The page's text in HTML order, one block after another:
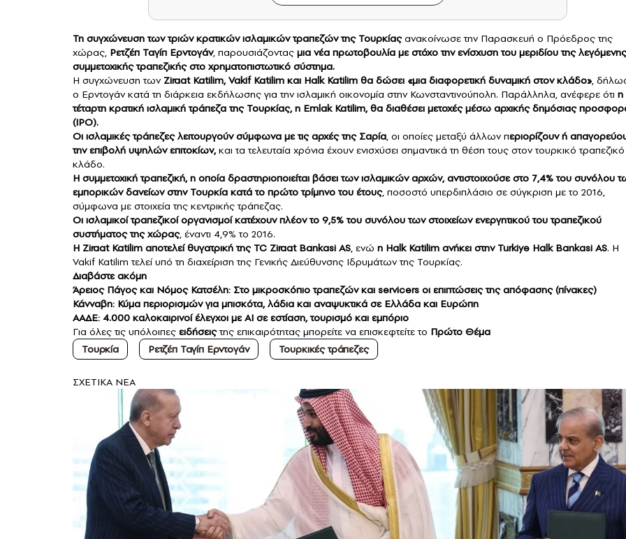
Τη συγχώνευση των τριών κρατικών ισλαμικώντραπεζών της Τουρκίαςανακοίνωσε την Παρασκευή ο Πρόεδρος της
χώρας, Ρετζέπ Ταγίπ Ερντογάν, παρουσιάζοντας μια νέα πρωτοβουλία με στόχο την ενίσχυση του μεριδίου της λεγόμενης
συμμετοχικής τραπεζικής στο χρηματοπιστωτικό σύστημα.
Η συγχώνευση των Ziraat Katilim, Vakif Katilim και Halk Katilim θα δώσει «μια διαφορετική δυναμική στον κλάδο»,
ο Ερντογάν κατά τη διάρκεια εκδήλωσης για την ισλαμική οικονομία στην Κωνσταντινούπολη. Παράλληλα, ανέφερε ότι η
τέταρτη κρατική ισλαμική τράπεζα της Τουρκίας, η Emlak Katilim, θα διαθέσει μετοχές μέσω αρχικής δημόσιας
(IPO).
Οι ισλαμικές τράπεζες λειτουργούν σύμφωνα με τις αρχές της Σαρία, οι οποίες μεταξύ άλλων περιορίζουν ή
την επιβολή υψηλών επιτοκίων,και τα τελευταία χρόνια έχουν ενισχύσει σημαντικά τη θέση τους στον τουρκικό τραπεζικό
κλάδο.
Η συμμετοχική τραπεζική, η οποία δραστηριοποιείται βάσει των ισλαμικών αρχών, αντιστοιχούσε στο 7,4% του συνόλου
εμπορικών δανείων στην Τουρκία κατά το πρώτο τρίμηνο του έτους, ποσοστό υπερδιπλάσιο σε σύγκριση με το 2016,
σύμφωνα με στοιχεία της κεντρικής τράπεζας.
Οι ισλαμικοί τραπεζικοί οργανισμοί κατέχουν πλέον το 9,5% του συνόλου των στοιχείων ενεργητικού του τραπεζικού
συστήματος της χώρας, έναντι 4,9% το 2016.
Η Ziraat Katilim αποτελεί θυγατρική της TC Ziraat Bankasi AS, ενώ η Halk Katilim ανήκει στην Turkiye Halk Bankasi AS. Η
Vakif Katilim τελεί υπό τη διαχείριση της Γενικής Διεύθυνσης Ιδρυμάτων της Τουρκίας.
Διαβάστε ακόμη
Άρειος Πάγος και Νόμος Κατσέλη: Στο μικροσκόπιο τραπεζών και servicers οι επιπτώσεις της απόφασης (πίνακες)
Κάνναβη: Κύμα περιορισμών για μπισκότα, λάδια και αναψυκτικά σε Ελλάδα και Ευρώπη
ΑΑΔΕ: 4.000 καλοκαιρινοί έλεγχοι με ΑΙ σε εστίαση, τουρισμό και εμπόριο
Για όλες τις υπόλοιπες ειδήσειςτης επικαιρότητας μπορείτε να επισκεφτείτε το Πρώτο Θέμα
Τουρκία
Ρετζέπ Ταγίπ Ερντογάν Τουρκικές τράπεζες
ΣXETIKA NEA